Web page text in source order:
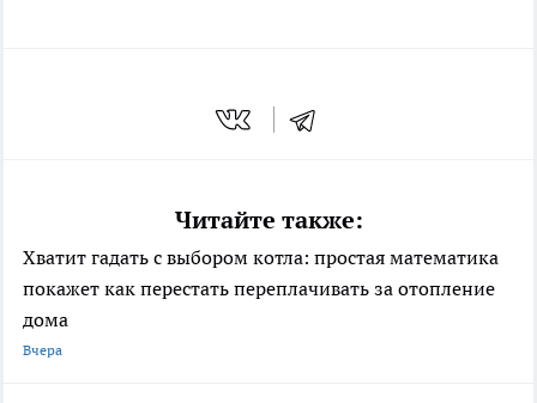
Читайте также:
Хватит гадать с выбором котла: простая математика
покажет как перестать переплачивать за отопление
дома
Вчера